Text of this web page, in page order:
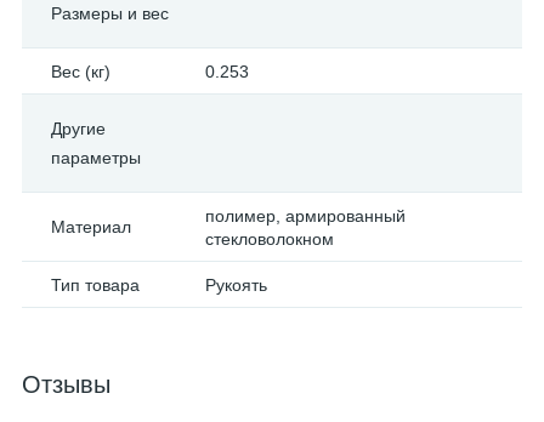
Размеры и вес
Вес (кг) 0.253
Другие
параметры
Материал
полимер, армированный
стекловолокном
Тип товара Рукоять
Отзывы